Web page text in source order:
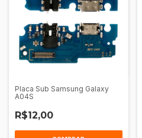
Placa Sub Samsung Galaxy
A04S
R$12,00